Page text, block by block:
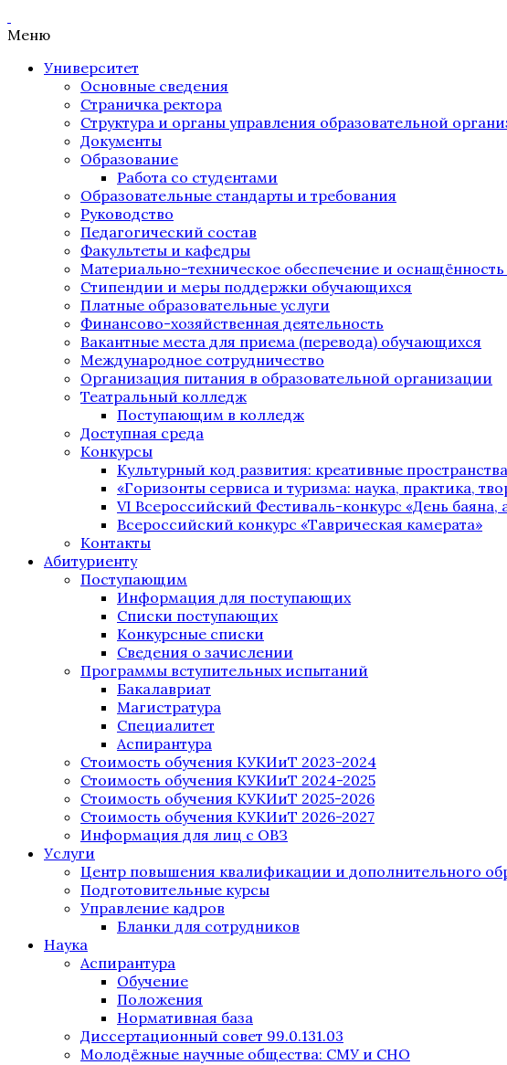
Меню
Университет
Основные сведения
Страничка ректора
Структура и органы управления образовательной
Документы
Образование
Работа со студентами
Образовательные стандарты и требования
Руководство
Педагогический состав
Факультеты и кафедры
Материально-техническое обеспечение и
Стипендии и меры поддержки обучающихся
Платные образовательные услуги
Финансово-хозяйственная деятельность
Вакантные места для приема (перевода) обучающихся
Международное сотрудничество
Организация питания в образовательной организации
Театральный колледж
Поступающим в колледж
Доступная среда
Конкурсы
Культурный код развития: креативные
«Горизонты сервиса и туризма: наука, практика,
VI Всероссийский Фестиваль-конкурс «День баяна,
Всероссийский конкурс «Таврическая камерата»
Контакты
Абитуриенту
Поступающим
Информация для поступающих
Списки поступающих
Конкурсные списки
Сведения о зачислении
Программы вступительных испытаний
Бакалавриат
Магистратура
Специалитет
Аспирантура
Стоимость обучения КУКИиТ 2023-2024
Стоимость обучения КУКИиТ 2024-2025
Стоимость обучения КУКИиТ 2025-2026
Стоимость обучения КУКИиТ 2026-2027
Информация для лиц с ОВЗ
Услуги
Центр повышения квалификации и дополнительного
Подготовительные курсы
Управление кадров
Бланки для сотрудников
Наука
Аспирантура
Обучение
Положения
Нормативная база
Диссертационный совет 99.0.131.03
Молодёжные научные общества: СМУ и СНО